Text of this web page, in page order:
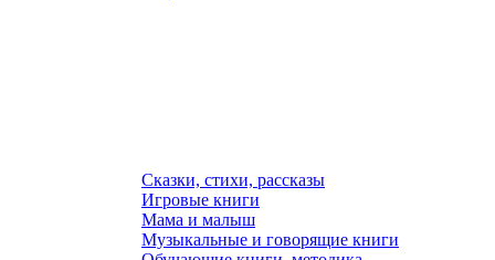
Сказки, стихи, рассказы
Игровые книги
Мама и малыш
Музыкальные и говорящие книги